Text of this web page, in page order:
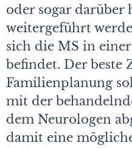
oder sogar darüber
weitergeführt
sich die MS in
befindet. Der beste
Familienplanung
mit der
dem Neurologen
damit eine